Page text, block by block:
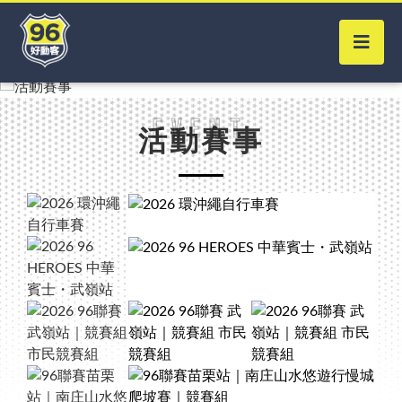
活動賽事
Event
Close
賽事搜尋